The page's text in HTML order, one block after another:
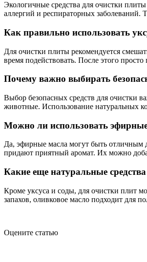
Экологичные средства для очистки
аллергий и респираторных заболеваний.
Как правильно использовать
Для очистки плиты рекомендуется
время подействовать. После этого
Почему важно выбирать
Выбор безопасных средств для очистки
животные. Использование натуральных
Можно ли использовать
Да, эфирные масла могут быть отличным
придают приятный аромат. Их можно
Какие еще натуральные
Кроме уксуса и соды, для очистки плит
запахов, оливковое масло подходит для
Оцените статью